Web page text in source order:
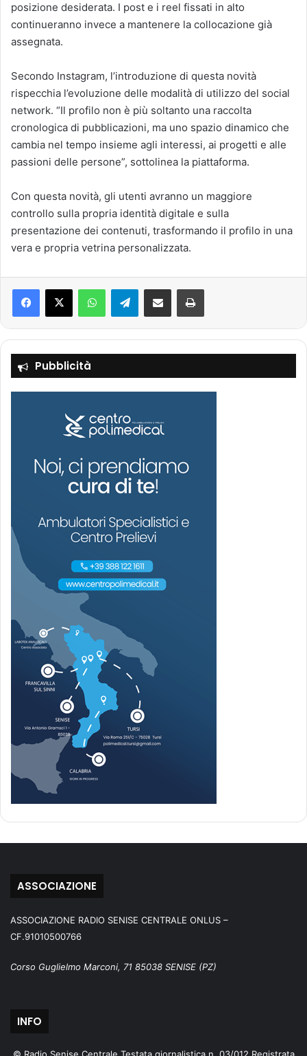
posizione desiderata. I post e i reel fissati in alto
continueranno invece a mantenere la collocazione già
assegnata.
Secondo Instagram, l’introduzione di questa novità
rispecchia l’evoluzione delle modalità di utilizzo del social
network. “Il profilo non è più soltanto una raccolta
cronologica di pubblicazioni, ma uno spazio dinamico che
cambia nel tempo insieme agli interessi, ai progetti e alle
passioni delle persone”, sottolinea la piattaforma.
Con questa novità, gli utenti avranno un maggiore
controllo sulla propria identità digitale e sulla
presentazione dei contenuti, trasformando il profilo in una
vera e propria vetrina personalizzata.
Telegram
Pubblicità
ASSOCIAZIONE
ASSOCIAZIONE RADIO SENISE CENTRALE ONLUS –
CF.91010500766
Corso Guglielmo Marconi, 71 85038 SENISE (PZ)
INFO